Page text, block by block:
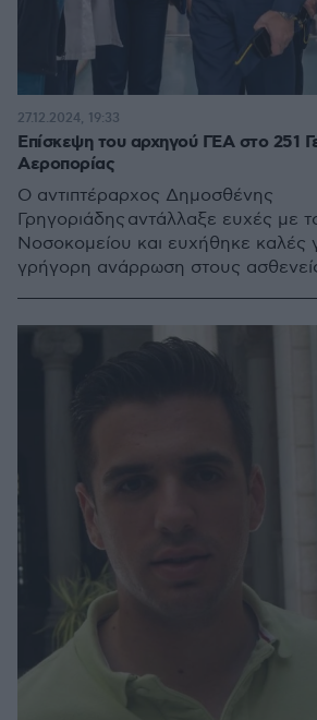
Επίσκεψη του αρχηγού ΓΕΑ στο 251
Αεροπορίας
Ο αντιπτέραρχος Δημοσθένης
Γρηγοριάδης αντάλλαξε ευχές με
Νοσοκομείου και ευχήθηκε καλές
γρήγορη ανάρρωση στους
27.12.2024, 19:33